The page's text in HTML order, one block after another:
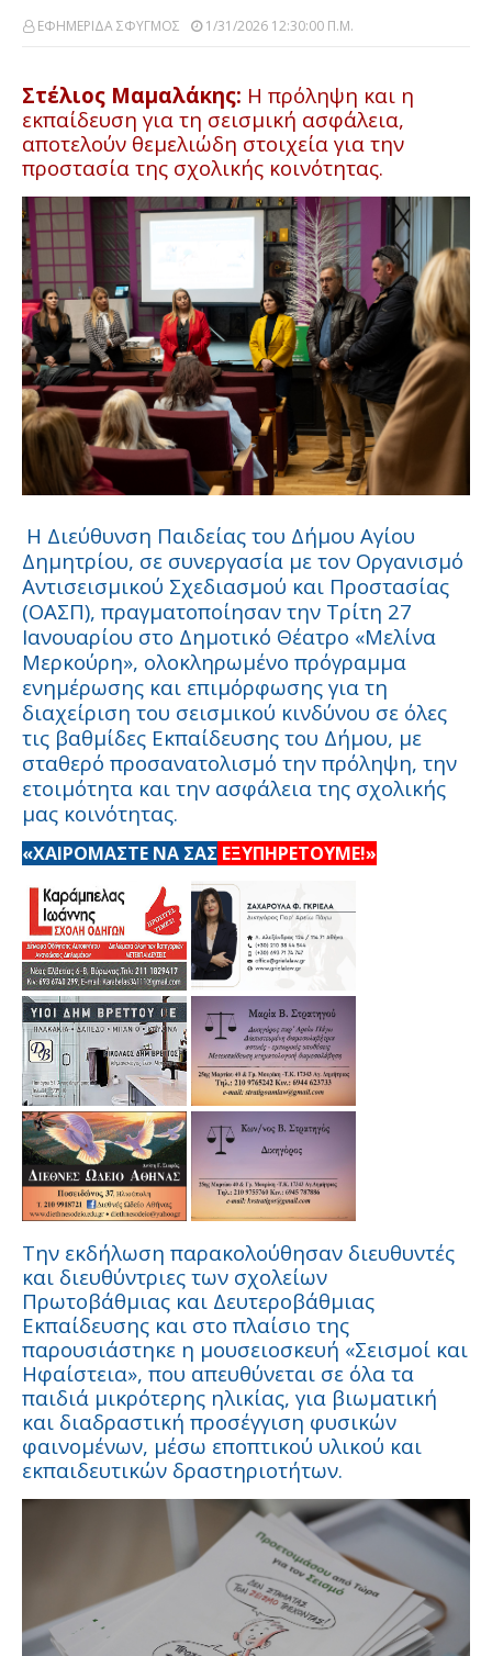
ΕΦΗΜΕΡΙΔΑ ΣΦΥΓΜΟΣ 1/31/2026 12:30:00 Π.μ.
Στέλιος Μαμαλάκης: Η πρόληψη και η
εκπαίδευση για τη σεισμική ασφάλεια,
αποτελούν θεμελιώδη στοιχεία για την
προστασία της σχολικής κοινότητας.
Η Διεύθυνση Παιδείας του Δήμου Αγίου
Δημητρίου, σε συνεργασία με τον Οργανισμό
Αντισεισμικού Σχεδιασμού και Προστασίας
(ΟΑΣΠ), πραγματοποίησαν την Τρίτη 27
Ιανουαρίου στο Δημοτικό Θέατρο «Μελίνα
Μερκούρη», ολοκληρωμένο πρόγραμμα
ενημέρωσης και επιμόρφωσης για τη
διαχείριση του σεισμικού κινδύνου σε όλες
τις βαθμίδες Εκπαίδευσης του Δήμου, με
σταθερό προσανατολισμό την πρόληψη, την
ετοιμότητα και την ασφάλεια της σχολικής
μας κοινότητας.
«ΧΑΙΡΟΜΑΣΤΕ ΝΑ ΣΑΣ ΕΞΥΠΗΡΕΤΟΥΜΕ!»
Την εκδήλωση παρακολούθησαν διευθυντές
και διευθύντριες των σχολείων
Πρωτοβάθμιας και Δευτεροβάθμιας
Εκπαίδευσης και στο πλαίσιο της
παρουσιάστηκε η μουσειοσκευή «Σεισμοί και
Ηφαίστεια», που απευθύνεται σε όλα τα
παιδιά μικρότερης ηλικίας, για βιωματική
και διαδραστική προσέγγιση φυσικών
φαινομένων, μέσω εποπτικού υλικού και
εκπαιδευτικών δραστηριοτήτων.